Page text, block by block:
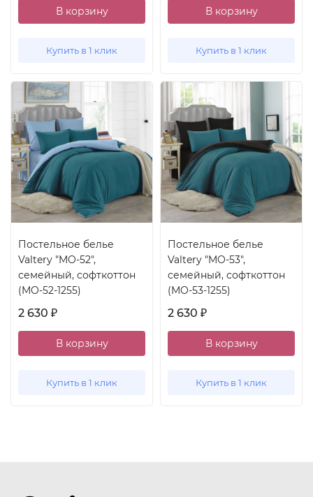
В корзину
Купить в 1 клик
В корзину
Купить в 1 клик
Постельное белье
Valtery "MO-52",
семейный, софткоттон
(MO-52-1255)
2 630 ₽
В корзину
Купить в 1 клик
Постельное белье
Valtery "MO-53",
семейный, софткоттон
(MO-53-1255)
2 630 ₽
В корзину
Купить в 1 клик